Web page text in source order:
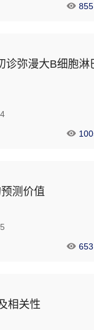
855
诊弥漫大B细胞淋
测价值
653
相关性